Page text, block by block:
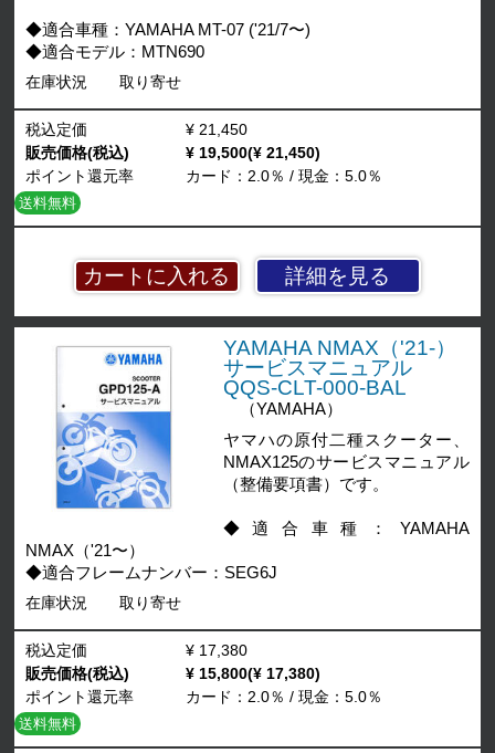
◆適合車種：YAMAHA MT-07 ('21/7〜)
◆適合モデル：MTN690
在庫状況
取り寄せ
詳細を見る
税込定価
¥ 21,450
販売価格(税込)
¥ 19,500(¥ 21,450)
ポイント還元率
カード：2.0％ / 現金：5.0％
送料無料
YAMAHA NMAX（'21-）
サービスマニュアル
QQS-CLT-000-BAL
（YAMAHA）
ヤマハの原付二種スクーター、
NMAX125のサービスマニュアル
（整備要項書）です。
◆適合車種：YAMAHA
NMAX（'21〜）
◆適合フレームナンバー：SEG6J
在庫状況
取り寄せ
税込定価
¥ 17,380
販売価格(税込)
¥ 15,800(¥ 17,380)
ポイント還元率
カード：2.0％ / 現金：5.0％
送料無料